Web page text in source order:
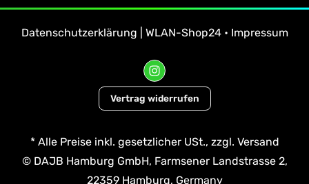
Datenschutzerklärung | WLAN-Shop24 • Impressum
Vertrag widerrufen
*Alle Preise inkl. gesetzlicher USt., zzgl. Versand
© DAJB Hamburg GmbH, Farmsener Landstrasse 2,
22359 Hamburg, Germany